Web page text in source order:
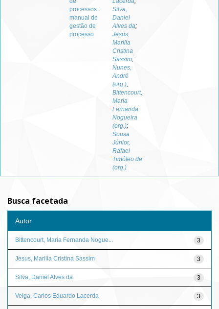
processos :
manual de
gestão de
processo
Silva,
Daniel
Alves da;
Jesus,
Marilia
Cristina
Sassim;
Nunes,
André
(org.);
Bittencourt,
Maria
Fernanda
Nogueira
(org.);
Sousa
Júnior,
Rafael
Timóteo de
(org.)
Busca facetada
Autor
3
Bittencourt, Maria Fernanda Nogue...
3
Jesus, Marilia Cristina Sassim
3
Silva, Daniel Alves da
3
Veiga, Carlos Eduardo Lacerda